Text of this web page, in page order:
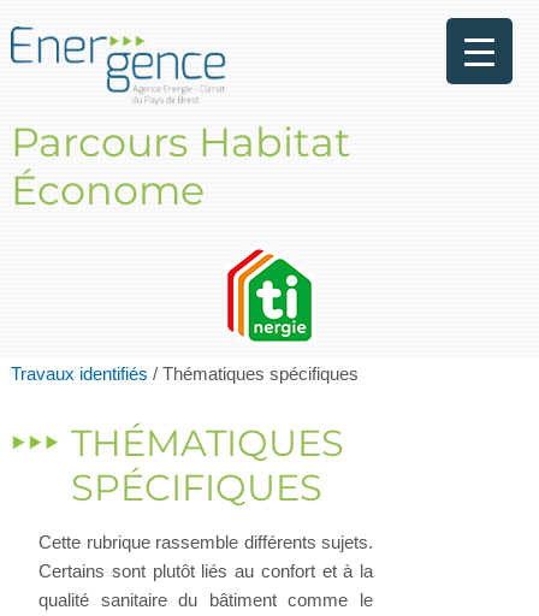
Parcours Habitat
Économe
Travaux identifiés / Thématiques spécifiques
THÉMATIQUES
SPÉCIFIQUES
Cette rubrique rassemble différents sujets.
Certains sont plutôt liés au confort et à la
qualité sanitaire du bâtiment comme le